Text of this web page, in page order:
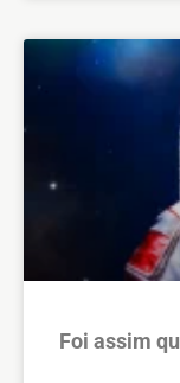
Foi assim